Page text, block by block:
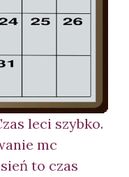
leci szybko.
mc
to czas